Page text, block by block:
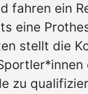
fahren ein
eine
stellt die
zu